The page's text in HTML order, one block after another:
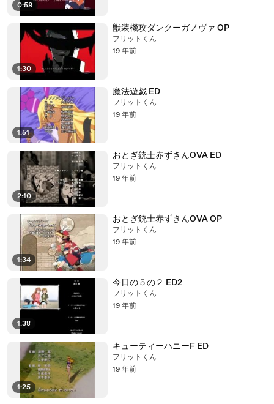
0:59
1:30
獣装機攻ダンクーガノヴァ OP
フリットくん
19 年前
1:51
魔法遊戯 ED
フリットくん
19 年前
2:10
おとぎ銃士赤ずきんOVA ED
フリットくん
19 年前
1:34
おとぎ銃士赤ずきんOVA OP
フリットくん
19 年前
1:38
今日の５の２ ED2
フリットくん
19 年前
1:25
キューティーハニーF ED
フリットくん
19 年前